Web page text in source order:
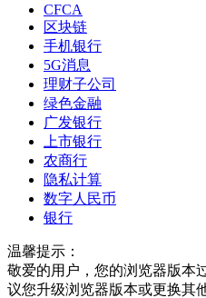
CFCA
区块链
手机银行
5G消息
理财子公司
绿色金融
广发银行
上市银行
农商行
隐私计算
数字人民币
银行
温馨提示：
敬爱的用户，您的浏览器版本
议您升级浏览器版本或更换其